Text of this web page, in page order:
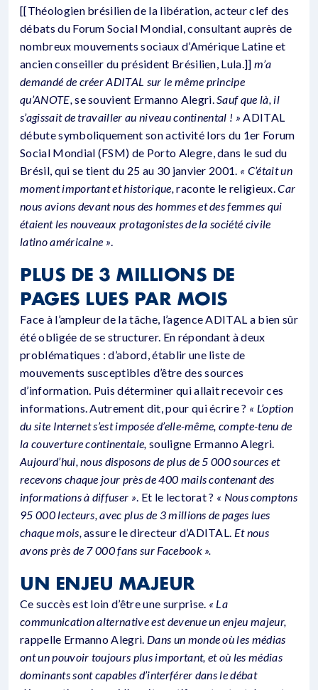
[[Théologien brésilien de la libération, acteur clef des
débats du Forum Social Mondial, consultant auprès de
nombreux mouvements sociaux d’Amérique Latine et
ancien conseiller du président Brésilien, Lula.]]m’a
demandé de créer ADITAL sur le même principe
qu’ANOTE,se souvient Ermanno Alegri.Sauf que là, il
s’agissait de travailler au niveau continental ! » ADITAL
débute symboliquement son activité lors du 1er Forum
Social Mondial (FSM) de Porto Alegre, dans le sud du
Brésil, qui se tient du 25 au 30 janvier 2001. « C’était un
moment important et historique,raconte le religieux.Car
nous avions devant nous des hommes et des femmes qui
étaient les nouveaux protagonistes de la société civile
latino américaine ».
PLUS DE 3 MILLIONS DE
PAGES LUES PAR MOIS
Face à l’ampleur de la tâche, l’agence ADITAL a bien sûr
été obligée de se structurer. En répondant à deux
problématiques : d’abord, établir une liste de
mouvements susceptibles d’être des sources
d’information. Puis déterminer qui allait recevoir ces
informations. Autrement dit, pour qui écrire ? « L’option
du site Internet s’est imposée d’elle-même, compte-tenu de
la couverture continentale, souligne Ermanno Alegri.
Aujourd’hui, nous disposons de plus de 5 000 sources et
recevons chaque jour près de 400 mails contenant des
informations à diffuser ». Et le lectorat ? « Nous comptons
95 000 lecteurs, avec plus de 3 millions de pages lues
chaque mois,assure le directeur d’ADITAL. Et nous
avons près de 7 000 fans sur Facebook ».
UN ENJEU MAJEUR
Ce succès est loin d’être une surprise. « La
communication alternative est devenue un enjeu majeur,
rappelle Ermanno Alegri. Dans un monde où les médias
ont un pouvoir toujours plus important, et où les médias
dominants sont capables d’interférer dans le débat